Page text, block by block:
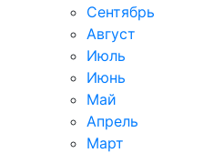
Сентябрь
Август
Июль
Июнь
Май
Апрель
Март